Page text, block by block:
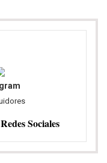
Sociales